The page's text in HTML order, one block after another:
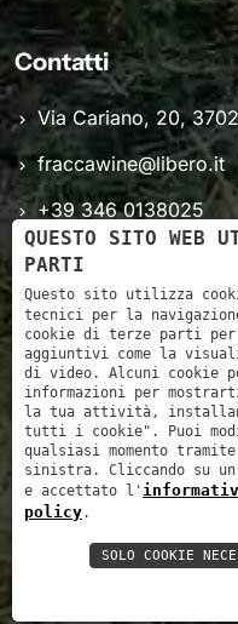
Contatti
Via Cariano, 20,
fraccawine@libero.it
+39 346 0138025
Lun - Sab: 8.00 - 18.00
Flatio Wine - P.IVA:
Informativa sulla privacy
QUESTO SITO WEB
PARTI
Questo sito utilizza
tecnici per la
cookie di terze parti
aggiuntivi come la
di video. Alcuni cookie
informazioni per
la tua attività,
tutti i cookie". Puoi
qualsiasi momento
sinistra. Cliccando su
e accettato l'
policy.
SOLO COOKIE